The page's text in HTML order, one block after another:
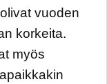
vuoden
korkeita.
myös